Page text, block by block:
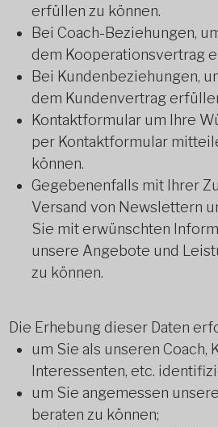
erfüllen zu können.
Bei Coach-Beziehungen,
dem Kooperationsvertrag
Bei Kundenbeziehungen,
dem Kundenvertrag
Kontaktformular um Ihre
per Kontaktformular
können.
Gegebenenfalls mit Ihrer
Versand von Newslettern
Sie mit erwünschten
unsere Angebote und
zu können.
Die Erhebung dieser Daten
um Sie als unseren Coach,
Interessenten, etc.
um Sie angemessen
beraten zu können;